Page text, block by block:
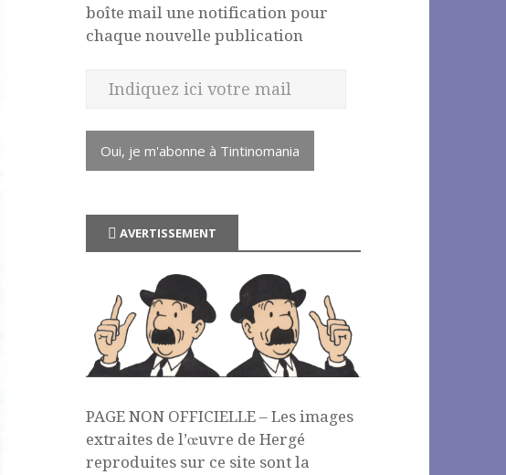
boîte mail une notification pour
chaque nouvelle publication
Oui, je m'abonne à Tintinomania
AVERTISSEMENT
PAGE NON OFFICIELLE – Les images
extraites de l’œuvre de Hergé
reproduites sur ce site sont la